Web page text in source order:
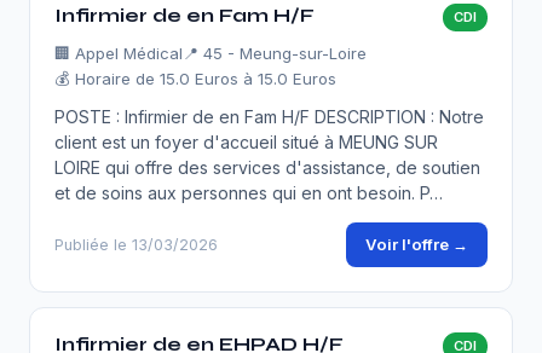
Infirmier de en Fam H/F CDI
🏢 Appel Médical 📍 45 - Meung-sur-Loire
💰 Horaire de 15.0 Euros à 15.0 Euros
POSTE : Infirmier de en Fam H/F DESCRIPTION : Notre
client est un foyer d'accueil situé à MEUNG SUR
LOIRE qui offre des services d'assistance, de soutien
et de soins aux personnes qui en ont besoin. P…
Publiée le 13/03/2026 Voir l'offre →
Infirmier de en EHPAD H/F CDI